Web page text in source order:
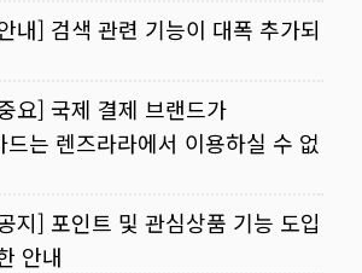
내] 검색 관련 기능이 대폭 추가되
요] 국제 결제 브랜드가
드는 렌즈라라에서 이용하실 수 없
지] 포인트 및 관심상품 기능 도입
안내